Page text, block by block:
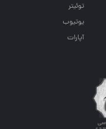
توئیتر
یوتیوب
آپارات